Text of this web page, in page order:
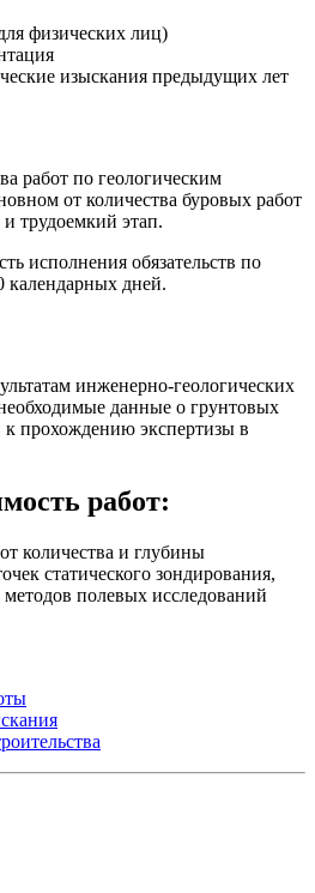
физических лиц)
изыскания предыдущих лет
работ по геологическим
от количества буровых работ
трудоемкий этап.
исполнения обязательств по
календарных дней.
инженерно-геологических
данные о грунтовых
к прохождению экспертизы в
работ:
количества и глубины
статического зондирования,
полевых исследований